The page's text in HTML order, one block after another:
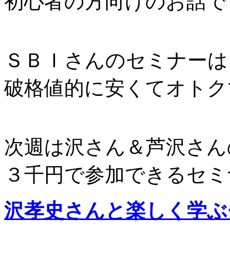
ＳＢＩさんのセミナー
破格値的に安くてオト
次週は沢さん＆芦沢さ
３千円で参加できるセ
沢孝史さんと楽しく学